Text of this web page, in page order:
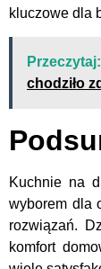
kluczowe dla
Przeczytaj:
chodziło
Kuchnie na
wyborem dla
rozwiązań.
komfort